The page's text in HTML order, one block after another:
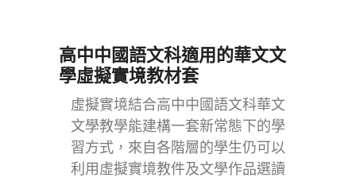
高中中國語文科適用的華文文
學虛擬實境教材套
虛擬實境結合高中中國語文科華文
文學教學能建構一套新常態下的學
習方式，來自各階層的學生仍可以
利用虛擬實境教件及文學作品選讀